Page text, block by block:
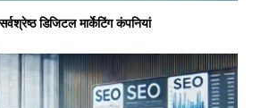
डिजिटल मार्केटिंग कंपनियां